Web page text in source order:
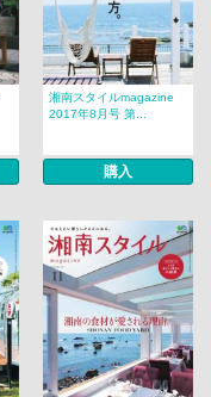
湘南スタイルmagazine
2017年8月号 第...
購入